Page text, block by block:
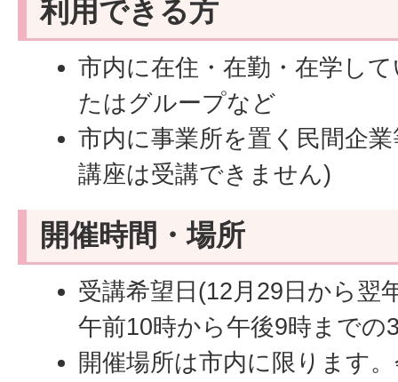
利用できる方
市内に在住・在勤・在学し
たはグループなど
市内に事業所を置く民間企
講座は受講できません)
開催時間・場所
受講希望日(12月29日から翌
午前10時から午後9時までの
開催場所は市内に限ります